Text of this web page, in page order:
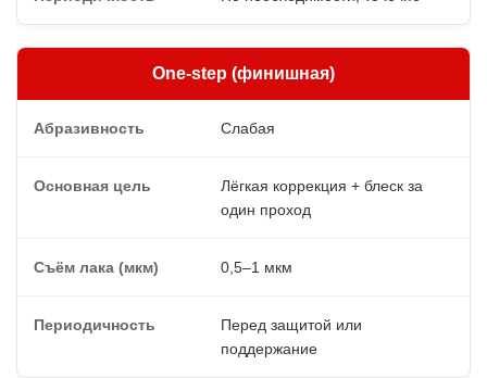
One-step (финишная)
Слабая
Лёгкая коррекция + блеск за
один проход
0,5–1 мкм
Перед защитой или
поддержание